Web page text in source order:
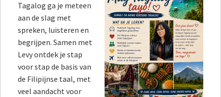
Tagalog ga je meteen
aan de slag met
spreken, luisteren en
begrijpen. Samen met
Levy ontdek je stap
voor stap de basis van
de Filipijnse taal, met
veel aandacht voor